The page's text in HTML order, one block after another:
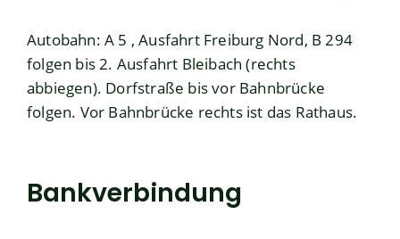
Autobahn: A 5 , Ausfahrt Freiburg Nord, B 294
folgen bis 2. Ausfahrt Bleibach (rechts
abbiegen). Dorfstraße bis vor Bahnbrücke
folgen. Vor Bahnbrücke rechts ist das Rathaus.
Bankverbindung